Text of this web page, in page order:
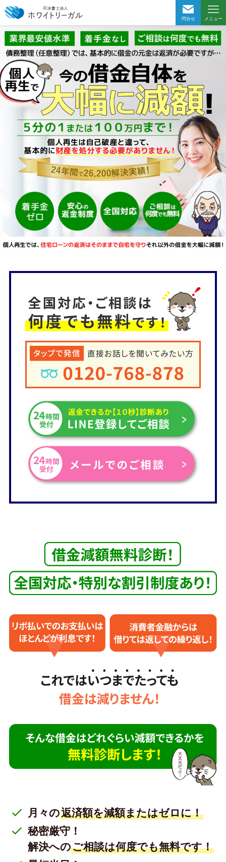
問合せ メニュー
月々の返済額を減額またはゼロに！
秘密厳守！
解決へのご相談は何度でも無料です！